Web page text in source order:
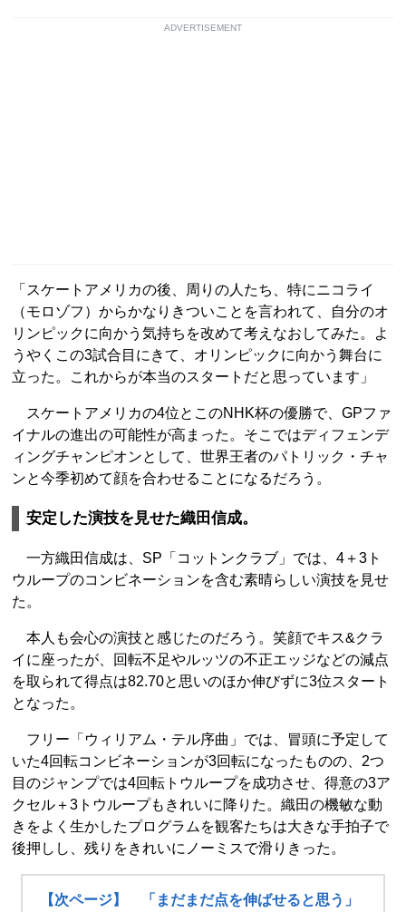
ADVERTISEMENT
「スケートアメリカの後、周りの人たち、特にニコライ
（モロゾフ）からかなりきついことを言われて、自分のオ
リンピックに向かう気持ちを改めて考えなおしてみた。よ
うやくこの3試合目にきて、オリンピックに向かう舞台に
立った。これからが本当のスタートだと思っています」
スケートアメリカの4位とこのNHK杯の優勝で、GPファ
イナルの進出の可能性が高まった。そこではディフェンデ
ィングチャンピオンとして、世界王者のパトリック・チャ
ンと今季初めて顔を合わせることになるだろう。
安定した演技を見せた織田信成。
一方織田信成は、SP「コットンクラブ」では、4＋3ト
ウループのコンビネーションを含む素晴らしい演技を見せ
た。
本人も会心の演技と感じたのだろう。笑顔でキス&クラ
イに座ったが、回転不足やルッツの不正エッジなどの減点
を取られて得点は82.70と思いのほか伸びずに3位スタート
となった。
フリー「ウィリアム・テル序曲」では、冒頭に予定して
いた4回転コンビネーションが3回転になったものの、2つ
目のジャンプでは4回転トウループを成功させ、得意の3ア
クセル＋3トウループもきれいに降りた。織田の機敏な動
きをよく生かしたプログラムを観客たちは大きな手拍子で
後押しし、残りをきれいにノーミスで滑りきった。
【次ページ】 「まだまだ点を伸ばせると思う」